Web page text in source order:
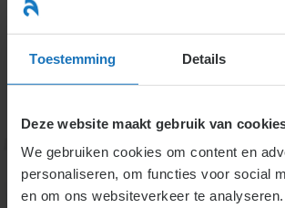
Toestemming Details
Deze website maakt gebruik van
We gebruiken cookies om content en
personaliseren, om functies voor social
en om ons websiteverkeer te
naar
inhoud